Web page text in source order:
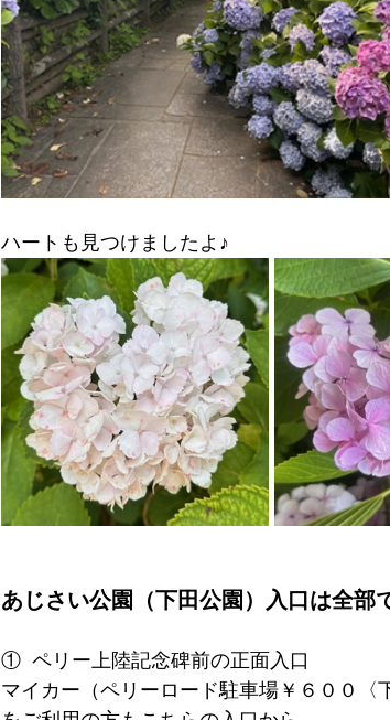
ハートも見つけましたよ♪
あじさい公園（下田公園）入口は全部
①  ペリー上陸記念碑前の正面入口
マイカー（ペリーロード駐車場￥６００〈